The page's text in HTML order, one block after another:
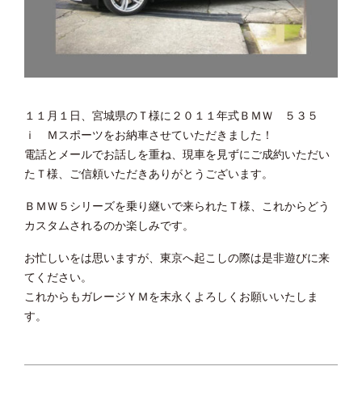
１１月１日、宮城県のＴ様に２０１１年式ＢＭＷ ５３５
ｉ Ｍスポーツをお納車させていただきました！
電話とメールでお話しを重ね、現車を見ずにご成約いただい
たＴ様、ご信頼いただきありがとうございます。
ＢＭＷ５シリーズを乗り継いで来られたＴ様、これからどう
カスタムされるのか楽しみです。
お忙しいをは思いますが、東京へ起こしの際は是非遊びに来
てください。
これからもガレージＹＭを末永くよろしくお願いいたしま
す。